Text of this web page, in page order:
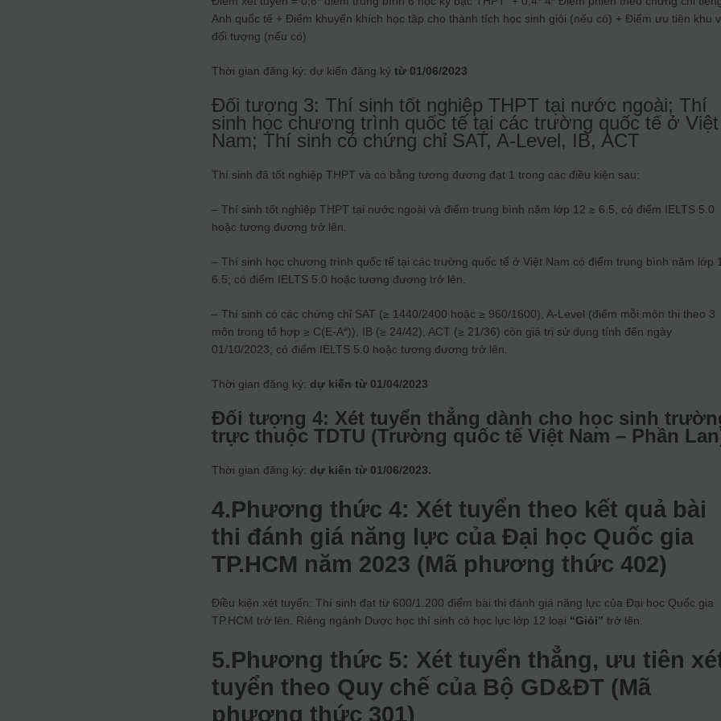
Anh quốc tế + Điểm khuyến khích học tập cho thành tích học sinh giỏi (nếu có) + Điểm ưu tiên khu
đối tượng (nếu có)
Thời gian đăng ký: dự kiến đăng ký từ 01/06/2023
Đối tượng 3: Thí sinh tốt nghiệp THPT tại nước ngoài; Thí
sinh học chương trình quốc tế tại các trường quốc tế ở Việt
Nam; Thí sinh có chứng chỉ SAT, A-Level, IB, ACT
Thí sinh đã tốt nghiệp THPT và có bằng tương đương đạt 1 trong các điều kiện sau:
– Thí sinh tốt nghiệp THPT tại nước ngoài và điểm trung bình năm lớp 12 ≥ 6.5, có điểm IELTS 5.0
hoặc tương đương trở lên.
– Thí sinh học chương trình quốc tế tại các trường quốc tế ở Việt Nam có điểm trung bình năm lớp
6.5; có điểm IELTS 5.0 hoặc tương đương trở lên.
– Thí sinh có các chứng chỉ SAT (≥ 1440/2400 hoặc ≥ 960/1600), A-Level (điểm mỗi môn thi theo 3
môn trong tổ hợp ≥ C(E-A*)), IB (≥ 24/42), ACT (≥ 21/36) còn giá trị sử dụng tính đến ngày
01/10/2023; có điểm IELTS 5.0 hoặc tương đương trở lên.
Thời gian đăng ký: dự kiến từ 01/04/2023
Đối tượng 4: Xét tuyển thẳng dành cho học sinh
trực thuộc TDTU (Trường quốc tế Việt Nam – Phần
Thời gian đăng ký: dự kiến từ 01/06/2023.
4.Phương thức 4: Xét tuyển theo kết quả bài
thi đánh giá năng lực của Đại học Quốc gia
TP.HCM năm 2023 (Mã phương thức 402)
Điều kiện xét tuyển: Thí sinh đạt từ 600/1.200 điểm bài thi đánh giá năng lực của Đại học Quốc gia
TP.HCM trở lên. Riêng ngành Dược học thí sinh có học lực lớp 12 loại “Giỏi”trở lên.
5.Phương thức 5: Xét tuyển thẳng, ưu tiên
tuyển theo Quy chế của Bộ GD&ĐT (Mã
phương thức 301)